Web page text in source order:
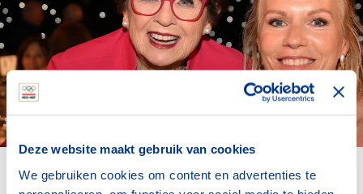
Deze website maakt gebruik van cookies
We gebruiken cookies om content en advertenties te
Esther Vergeer met tennislegende Billie-Jean